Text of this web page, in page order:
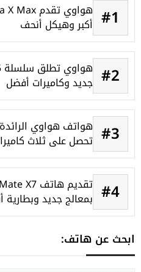
#1 أكبر وهيكل أنحف
#2 جديد وكاميرات أفضل
#3 تحصل على ثلاث
#4 بمعالج جديد
ابحث عن هاتف: